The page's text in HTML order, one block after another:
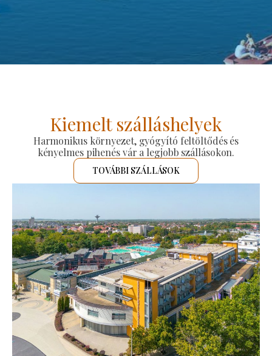
Kiemelt szálláshelyek
Harmonikus környezet, gyógyító feltöltődés és
kényelmes pihenés vár a legjobb szállásokon.
TOVÁBBI SZÁLLÁSOK